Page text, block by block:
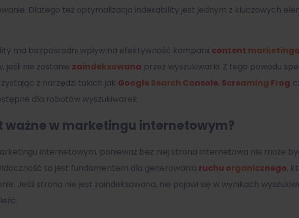
Dlatego też optymalizacja indexability jest jednym z kluczowych
ma bezpośredni wpływ na efektywność kampanii content
jeśli nie zostanie zaindeksowana przez wyszukiwarki. Z tego powodu
z narzędzi takich jak Google Search Console, Screaming Frog
dla robotów wyszukiwarek.
w marketingu internetowym?
internetowym, ponieważ bez niej strona internetowa nie może
ta jest fundamentem dla generowania ruchu organicznego,
Jeśli strona nie jest zaindeksowana, nie pojawi się w wynikach